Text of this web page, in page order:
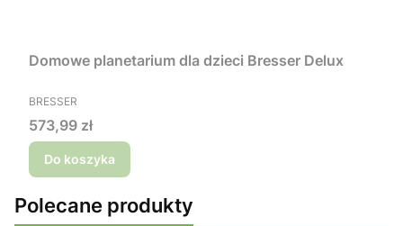
Domowe planetarium dla dzieci Bresser Delux
PRODUCENT
BRESSER
Cena
573,99 zł
Do koszyka
Polecane produkty